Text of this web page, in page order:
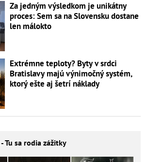
Za jedným výsledkom je unikátny
proces: Sem sa na Slovensku dostane
len málokto
Extrémne teploty? Byty v srdci
Bratislavy majú výnimočný systém,
ktorý ešte aj šetrí náklady
Tu sa rodia zážitky